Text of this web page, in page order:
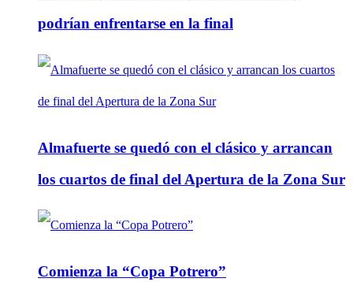
podrían enfrentarse en la final
Almafuerte se quedó con el clásico y arrancan
los cuartos de final del Apertura de la Zona Sur
Comienza la “Copa Potrero”